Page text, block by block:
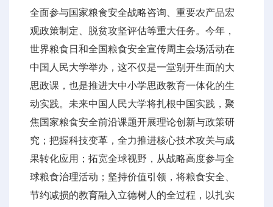
全面参与国家粮食安全战略咨询、重要农产品宏
观政策制定、脱贫攻坚评估等重大任务。今年，
世界粮食日和全国粮食安全宣传周主会场活动在
中国人民大学举办，这不仅是一堂别开生面的大
思政课，也是推进大中小学思政教育一体化的生
动实践。未来中国人民大学将扎根中国实践，聚
焦国家粮食安全前沿课题开展理论创新与政策研
究；把握科技变革，全力推进核心技术攻关与成
果转化应用；拓宽全球视野，从战略高度参与全
球粮食治理活动；坚持价值引领，将粮食安全、
节约减损的教育融入立德树人的全过程，以扎实